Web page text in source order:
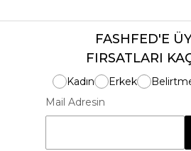
FASHFED'E
FIRSATLARI
Kadın Erkek
Mail Adresin